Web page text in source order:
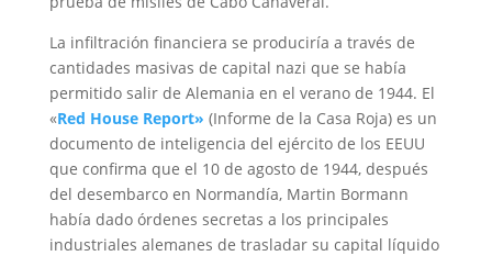
La infiltración financiera se produciría a través de
cantidades masivas de capital nazi que se había
permitido salir de Alemania en el verano de 1944. El
«Red House Report» (Informe de la Casa Roja) es un
documento de inteligencia del ejército de los EEUU
que confirma que el 10 de agosto de 1944, después
del desembarco en Normandía, Martin Bormann
había dado órdenes secretas a los principales
industriales alemanes de trasladar su capital líquido